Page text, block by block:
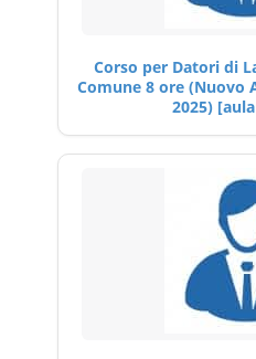
Corso per Datori di
Comune 8 ore (Nuovo
2025)